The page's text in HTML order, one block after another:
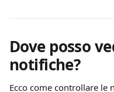
Dove posso
notifiche?
Ecco come controllare le